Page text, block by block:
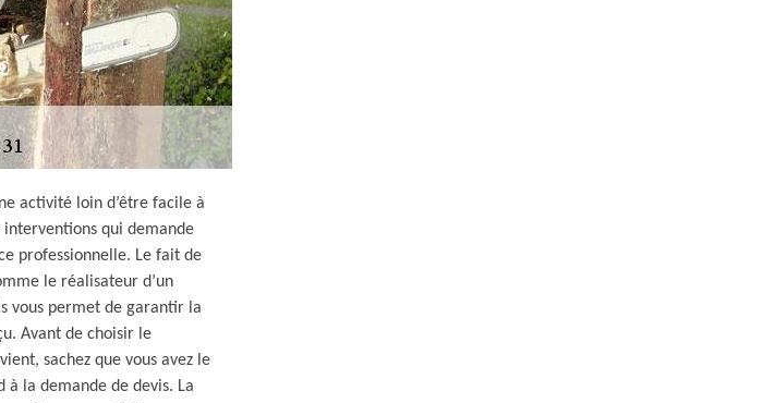
activité loin d’être facile à
interventions qui demande
professionnelle. Le fait de
le réalisateur d’un
vous permet de garantir la
Avant de choisir le
sachez que vous avez le
à la demande de devis. La